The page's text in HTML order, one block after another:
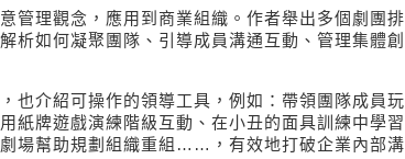
管理觀念，應用到商業組織。作者舉出多個劇團排
析如何凝聚團隊、引導成員溝通互動、管理集體創
也介紹可操作的領導工具，例如：帶領團隊成員玩
紙牌遊戲演練階級互動、在小丑的面具訓練中學習
場幫助規劃組織重組……，有效地打破企業內部溝